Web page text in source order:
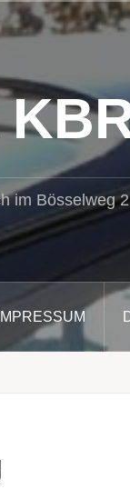
im Bösselweg
IMPRESSUM